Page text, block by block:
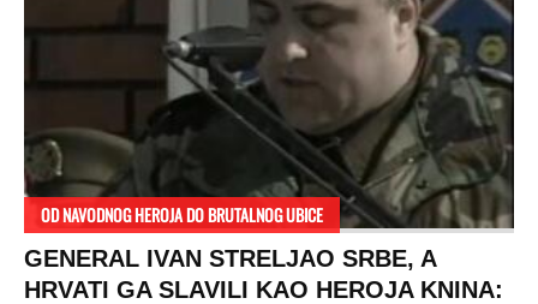
OD NAVODNOG HEROJA DO BRUTALNOG UBICE
GENERAL IVAN STRELJAO SRBE, A
HRVATI GA SLAVILI KAO HEROJA KNINA: